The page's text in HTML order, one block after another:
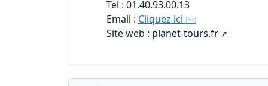
Tel : 01.40.93.00.13
Email : Cliquez ici
Site web : planet-tours.fr